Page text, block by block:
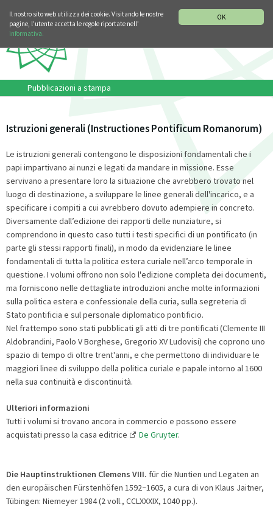
OK
Il nostro sito web utilizza dei cookie. Visitando le nostre
pagine, l’utente accetta le regole riportate nell’
informativa.
Pubblicazioni a stampa
Istruzioni generali (Instructiones Pontificum Romanorum)
Le istruzioni generali contengono le disposizioni fondamentali che i
papi impartivano ai nunzi e legati da mandare in missione. Esse
servivano a presentare loro la situazione che avrebbero trovato nel
luogo di destinazione, a sviluppare le linee generali dell'incarico, e a
specificare i compiti a cui avrebbero dovuto adempiere in concreto.
Diversamente dall’edizione dei rapporti delle nunziature, si
comprendono in questo caso tutti i testi specifici di un pontificato (in
parte gli stessi rapporti finali), in modo da evidenziare le linee
fondamentali di tutta la politica estera curiale nell’arco temporale in
questione. I volumi offrono non solo l'edizione completa dei documenti,
ma forniscono nelle dettagliate introduzioni anche molte informazioni
sulla politica estera e confessionale della curia, sulla segreteria di
Stato pontificia e sul personale diplomatico pontificio.
Nel frattempo sono stati pubblicati gli atti di tre pontificati (Clemente III
Aldobrandini, Paolo V Borghese, Gregorio XV Ludovisi) che coprono uno
spazio di tempo di oltre trent'anni, e che permettono di individuare le
maggiori linee di sviluppo della politica curiale e papale intorno al 1600
nella sua continuità e discontinuità.
Ulteriori informazioni
Tutti i volumi si trovano ancora in commercio e possono essere
acquistati presso la casa editrice
De Gruyter.
Die Hauptinstruktionen Clemens VIII. für die Nuntien und Legaten an
den europäischen Fürstenhöfen 1592–1605, a cura di von Klaus Jaitner,
Tübingen: Niemeyer 1984 (2 voll., CCLXXXIX, 1040 pp.).